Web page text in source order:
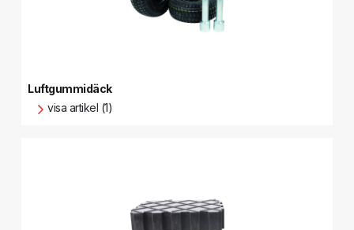
Luftgummidäck
visa artikel (1)